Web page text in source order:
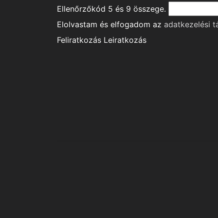
Ellenőrzőkód 5 és 9 összege.
Elolvastam és elfogadom az adatkezelési
Feliratkozás Leiratkozás